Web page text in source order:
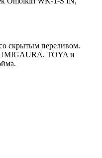
скрытым переливом.
TOYA и